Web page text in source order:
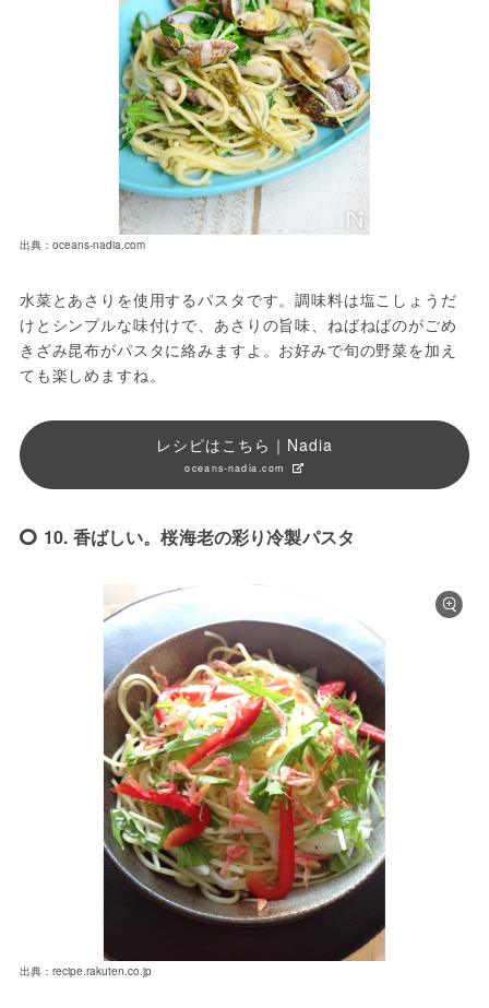
出典：oceans-nadia.com
水菜とあさりを使用するパスタです。調味料は塩こしょうだ
けとシンプルな味付けで、あさりの旨味、ねばねばのがごめ
きざみ昆布がパスタに絡みますよ。お好みで旬の野菜を加え
ても楽しめますね。
レシピはこちら｜Nadia
oceans-nadia.com
10. 香ばしい。桜海老の彩り冷製パスタ
出典：recipe.rakuten.co.jp